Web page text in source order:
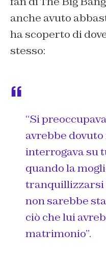
anche avuto
ha scoperto di
stesso:
“Si
avrebbe
interrogava su
quando la
tranquillizzarsi
non sarebbe
ciò che lui
matrimonio”.